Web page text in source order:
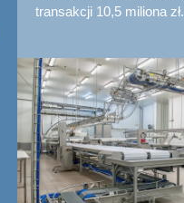
transakcji 10,5 miliona zł.